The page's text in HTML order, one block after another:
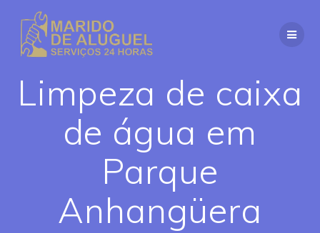
Limpeza de caixa
de água em
Parque
Anhangüera